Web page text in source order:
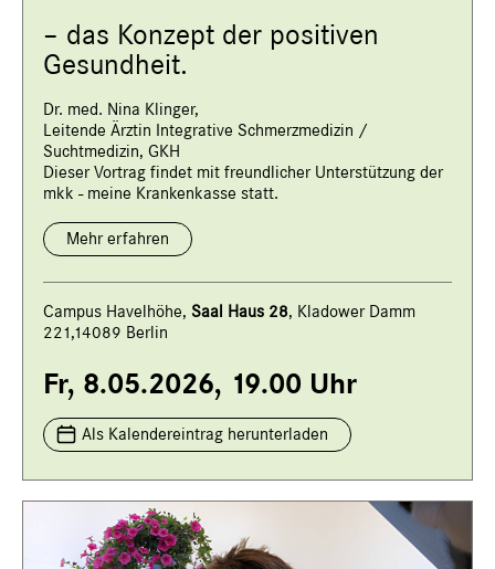
– das Konzept der positiven
Gesundheit.
Dr. med. Nina Klinger,
Leitende Ärztin Integrative Schmerzmedizin /
Suchtmedizin, GKH
Dieser Vortrag findet mit freundlicher Unterstützung der
mkk - meine Krankenkasse statt.
Mehr erfahren
Campus Havelhöhe, Saal Haus 28, Kladower Damm
221,14089 Berlin
Fr, 8.05.2026, 19.00 Uhr
Als Kalendereintrag herunterladen